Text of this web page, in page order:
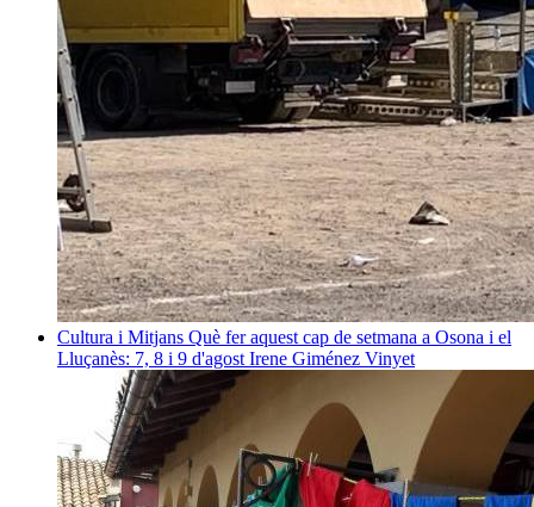
Cultura i Mitjans Què fer aquest cap de setmana a Osona i el
Lluçanès: 7, 8 i 9 d'agost Irene Giménez Vinyet